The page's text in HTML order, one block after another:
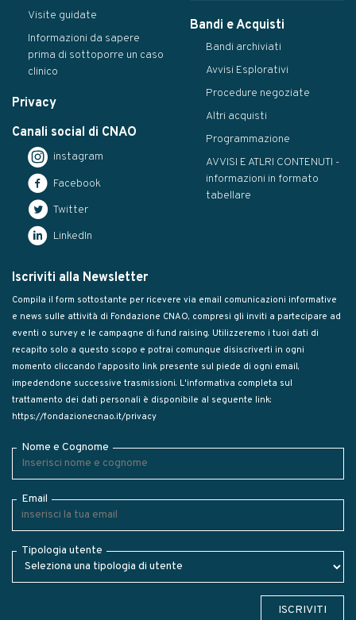
Visite guidate
Informazioni da sapere
prima di sottoporre un caso
clinico
Privacy
Canali social di CNAO
instagram
Facebook
Twitter
LinkedIn
Bandi e Acquisti
Bandi archiviati
Avvisi Esplorativi
Procedure negoziate
Altri acquisti
Programmazione
AVVISI E ATLRI CONTENUTI -
informazioni in formato
tabellare
Iscriviti alla Newsletter
Compila il form sottostante per ricevere via email comunicazioni informative
e news sulle attività di Fondazione CNAO, compresi gli inviti a partecipare ad
eventi o survey e le campagne di fund raising. Utilizzeremo i tuoi dati di
recapito solo a questo scopo e potrai comunque disiscriverti in ogni
momento cliccando l’apposito link presente sul piede di ogni email,
impedendone successive trasmissioni. L'informativa completa sul
trattamento dei dati personali è disponibile al seguente link:
https://fondazionecnao.it/privacy
Nome e Cognome
Email
Tipologia utente
ISCRIVITI